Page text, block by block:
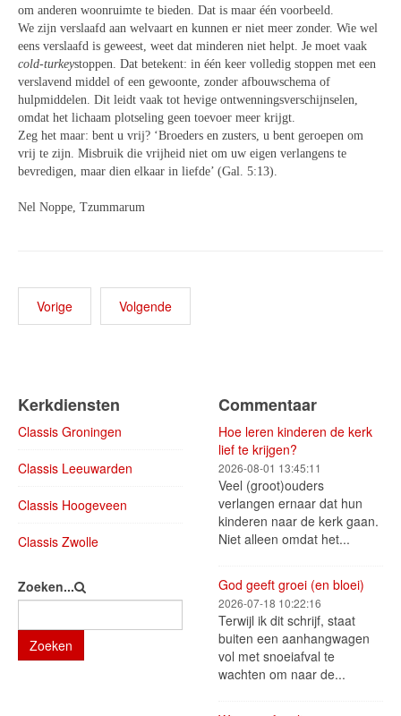
om anderen woonruimte te bieden. Dat is maar één voorbeeld.
We zijn verslaafd aan welvaart en kunnen er niet meer zonder. Wie wel
eens verslaafd is geweest, weet dat minderen niet helpt. Je moet vaak
cold-turkeystoppen. Dat betekent: in één keer volledig stoppen met een
verslavend middel of een gewoonte, zonder afbouwschema of
hulpmiddelen. Dit leidt vaak tot hevige ontwenningsverschijnselen,
omdat het lichaam plotseling geen toevoer meer krijgt.
Zeg het maar: bent u vrij? ‘Broeders en zusters, u bent geroepen om
vrij te zijn. Misbruik die vrijheid niet om uw eigen verlangens te
bevredigen, maar dien elkaar in liefde’ (Gal. 5:13).
Nel Noppe, Tzummarum
Vorige Volgende
Kerkdiensten
Classis Groningen
Classis Leeuwarden
Classis Hoogeveen
Classis Zwolle
Zoeken...
Zoeken
Commentaar
Hoe leren kinderen de kerk
lief te krijgen?
2026-08-01 13:45:11
Veel (groot)ouders
verlangen ernaar dat hun
kinderen naar de kerk gaan.
Niet alleen omdat het...
God geeft groei (en bloei)
2026-07-18 10:22:16
Terwijl ik dit schrijf, staat
buiten een aanhangwagen
vol met snoeiafval te
wachten om naar de...